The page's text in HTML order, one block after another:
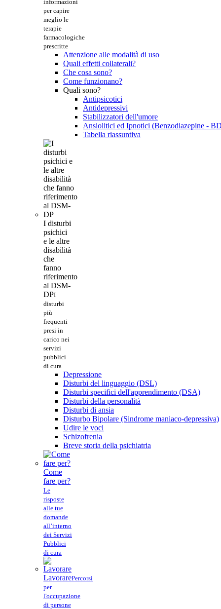
informazioni
per capire
meglio le
terapie
farmacologiche
prescritte
Attenzione alle modalità di uso
Quali effetti collaterali?
Che cosa sono?
Come funzionano?
Quali sono?
Antipsicotici
Antidepressivi
Stabilizzatori dell'umore
Ansiolitici ed Ipnotici (Benzodiazepine -
Tabella riassuntiva
I disturbi
psichici
e le altre
disabilità
che
fanno
riferimento
al DSM-
DPI
disturbi
più
frequenti
presi in
carico nei
servizi
pubblici
di cura
Depressione
Disturbi del linguaggio (DSL)
Disturbi specifici dell'apprendimento (DSA)
Disturbi della personalità
Disturbi di ansia
Disturbo Bipolare (Sindrome maniaco-depressiva)
Udire le voci
Schizofrenia
Breve storia della psichiatria
Come
fare per?
Le
risposte
alle tue
domande
all’interno
dei Servizi
Pubblici
di cura
LavorarePercorsi
per
l'occupazione
di persone